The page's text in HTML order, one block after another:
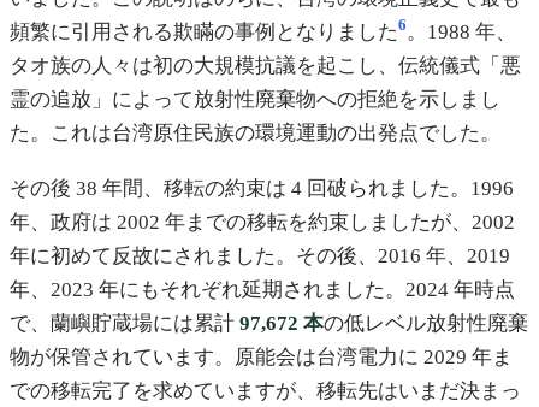
頻繁に引用される欺瞞の事例となりました6。1988 年、
タオ族の人々は初の大規模抗議を起こし、伝統儀式「悪
霊の追放」によって放射性廃棄物への拒絶を示しまし
た。これは台湾原住民族の環境運動の出発点でした。
その後 38 年間、移転の約束は 4 回破られました。1996
年、政府は 2002 年までの移転を約束しましたが、2002
年に初めて反故にされました。その後、2016 年、2019
年、2023 年にもそれぞれ延期されました。2024 年時点
で、蘭嶼貯蔵場には累計 97,672 本の低レベル放射性廃棄
物が保管されています。原能会は台湾電力に 2029 年ま
での移転完了を求めていますが、移転先はいまだ決まっ